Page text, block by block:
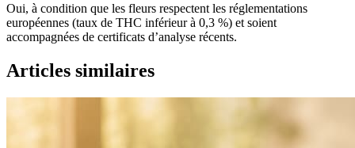
Oui, à condition que les fleurs respectent les réglementations
européennes (taux de THC inférieur à 0,3 %) et soient
accompagnées de certificats d’analyse récents.
Articles similaires